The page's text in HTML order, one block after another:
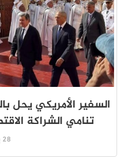
السفير الأمريكي يحل
تنامي الشراكة
28 يوليو 2026